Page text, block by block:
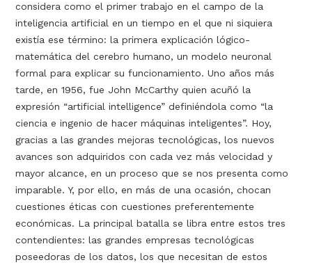
considera como el primer trabajo en el campo de la
inteligencia artificial en un tiempo en el que ni siquiera
existía ese término: la primera explicación lógico-
matemática del cerebro humano, un modelo neuronal
formal para explicar su funcionamiento. Uno años más
tarde, en 1956, fue John McCarthy quien acuñó la
expresión “artificial intelligence” definiéndola como “la
ciencia e ingenio de hacer máquinas inteligentes”. Hoy,
gracias a las grandes mejoras tecnológicas, los nuevos
avances son adquiridos con cada vez más velocidad y
mayor alcance, en un proceso que se nos presenta como
imparable. Y, por ello, en más de una ocasión, chocan
cuestiones éticas con cuestiones preferentemente
económicas. La principal batalla se libra entre estos tres
contendientes: las grandes empresas tecnológicas
poseedoras de los datos, los que necesitan de estos